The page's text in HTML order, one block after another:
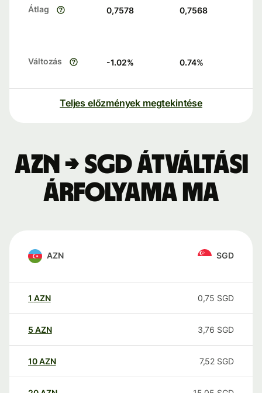
Átlag 0,7578 0,7568
Változás -1.02% 0.74%
Teljes előzmények megtekintése
AZN → SGD átváltási
árfolyama ma
AZN SGD
1 AZN 0,75 SGD
5 AZN 3,76 SGD
10AZN 7,52 SGD